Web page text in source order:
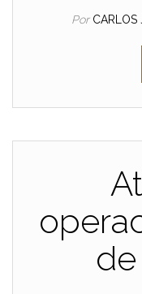
Por CARLOS